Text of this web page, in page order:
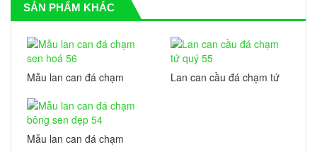
SẢN PHẨM KHÁC
Mẫu lan can đá chạm
Lan can cầu đá chạm tứ
Mẫu lan can đá chạm